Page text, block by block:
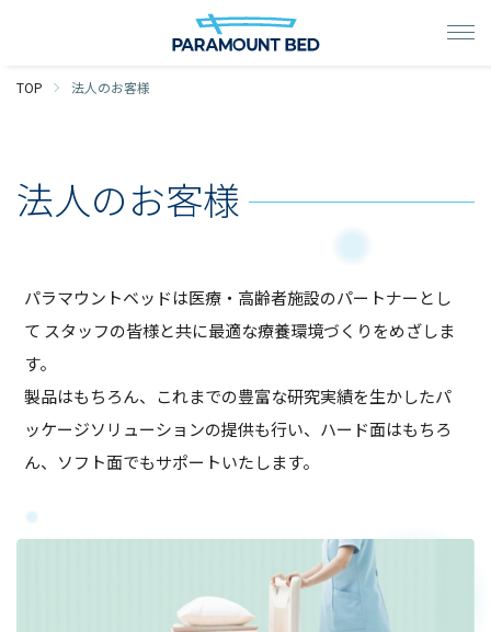
TOP 法人のお客様
法人のお客様
パラマウントベッドは医療・高齢者施設のパートナーとし
て スタッフの皆様と共に最適な療養環境づくりをめざしま
す。
製品はもちろん、これまでの豊富な研究実績を生かしたパ
ッケージソリューションの提供も行い、 ハード面はもちろ
ん、ソフト面でもサポートいたします。